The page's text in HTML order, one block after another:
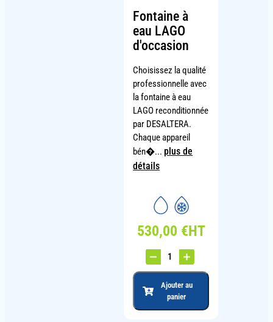
Fontaine à
eau LAGO
d'occasion
Choisissez la qualité
professionnelle avec
la fontaine à eau
LAGO reconditionnée
par DESALTERA.
Chaque appareil
bén�... plus de
détails
530,00 €HT
Ajouter au
panier